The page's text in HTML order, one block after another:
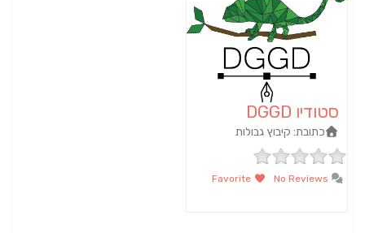
סטודיו DGGD
כתובת: קיבוץ גבולות